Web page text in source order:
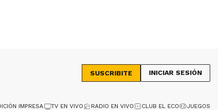
SUSCRIBITE INICIAR SESIÓN
IMPRESA TV EN VIVO RADIO EN VIVO CLUB EL ECO JUEGOS